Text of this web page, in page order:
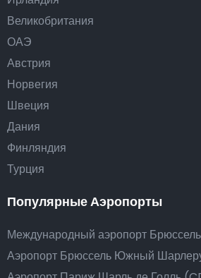
Великобритания
ОАЭ
Австрия
Норвегия
Швеция
Дания
Финляндия
Турция
Популярные Аэропорты
Международный аэропорт
Аэропорт Брюссель Южный